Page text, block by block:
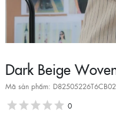
Dark Beige
Mã sản phẩm:
0